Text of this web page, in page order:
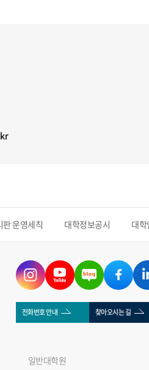
판 운영세칙 대학정보공시 대
전화번호 안내 찾아오시는 길
일반대학원